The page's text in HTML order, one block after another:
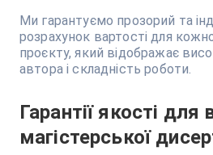
Ми гарантуємо прозорий та
розрахунок вартості для
проєкту, який відображає
автора і складність роботи.
Гарантії якості для
магістерської